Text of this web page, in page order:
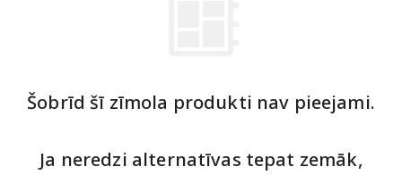
Šobrīd šī zīmola produkti nav pieejami.
Ja neredzi alternatīvas tepat zemāk,